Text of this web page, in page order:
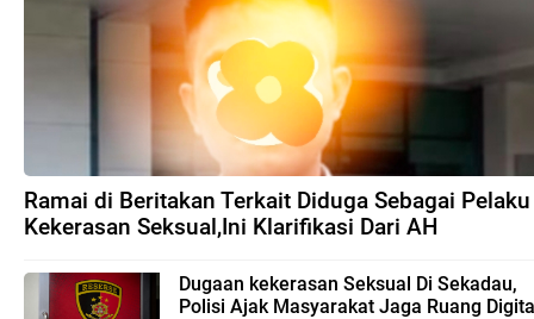
Ramai di Beritakan Terkait Diduga Sebagai Pelaku
Kekerasan Seksual,Ini Klarifikasi Dari AH
Dugaan kekerasan Seksual Di Sekadau,
Polisi Ajak Masyarakat Jaga Ruang